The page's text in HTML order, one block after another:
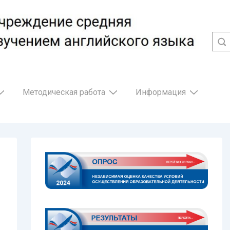
Методическая работа Информация